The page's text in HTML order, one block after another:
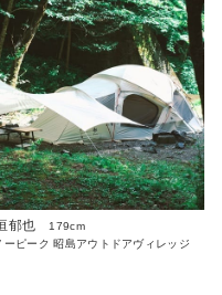
郁也
179cm
ーピーク 昭島アウトドアヴィレッジ